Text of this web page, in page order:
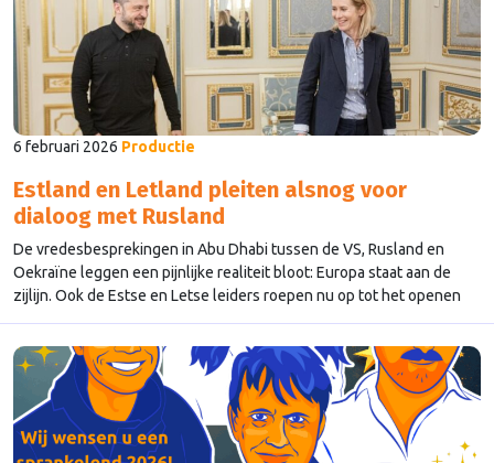
6 februari 2026 Productie
Estland en Letland pleiten alsnog voor
dialoog met Rusland
De vredesbesprekingen in Abu Dhabi tussen de VS, Rusland en
Oekraïne leggen een pijnlijke realiteit bloot: Europa staat aan de
zijlijn. Ook de Estse en Letse leiders roepen nu op tot het openen
van diplomatieke kanalen met Rusland, ondanks de aanhoudende en
zwaardere aanvallen op Oekraïense burgers, zo berichtte
Euronews. Daarmee sluiten zij zich aan …Continued